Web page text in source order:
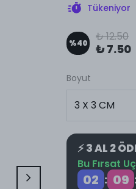
Tükeniyor
%40 ₺ 12.50
₺ 7.50
Boyut
⚡ 3 AL 2
Bu Fırsat
02 : 09